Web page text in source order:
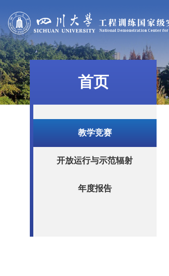
首页
教学竞赛
开放运行与示范辐射
年度报告